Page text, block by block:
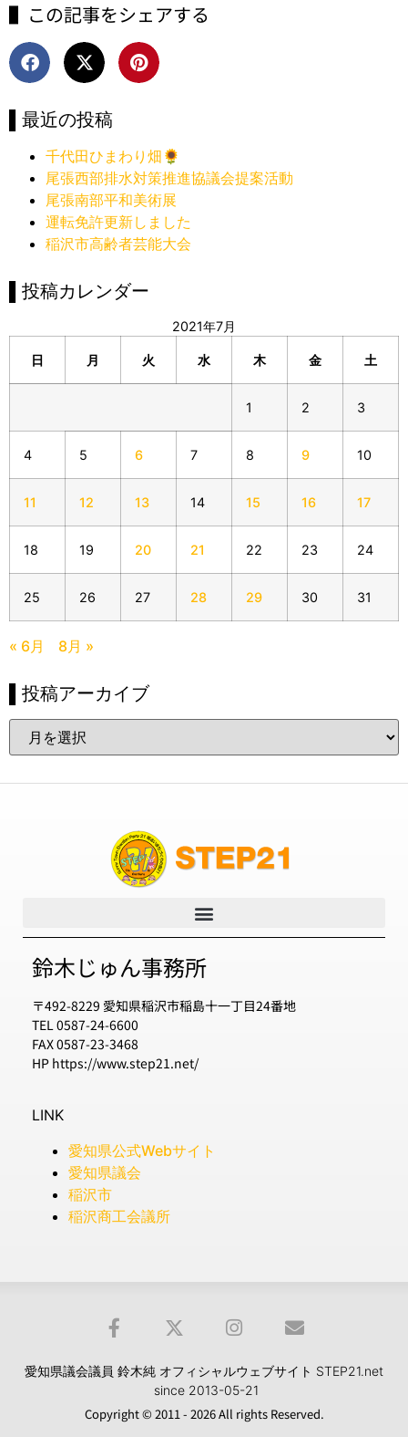
▌この記事をシェアする
▌最近の投稿
千代田ひまわり畑🌻
尾張西部排水対策推進協議会提案活動
尾張南部平和美術展
運転免許更新しました
稲沢市高齢者芸能大会
▌投稿カレンダー
2021年7月
日 月 火 水 木 金 土
1 2 3
4 5 6 7 8 9 10
11 12 13 14 15 16 17
18 19 20 21 22 23 24
25 26 27 28 29 30 31
« 6月 8月 »
▌投稿アーカイブ
鈴木じゅん事務所
〒492-8229 愛知県稲沢市稲島十一丁目24番地
TEL 0587-24-6600
FAX 0587-23-3468
HP https://www.step21.net/
LINK
愛知県公式Webサイト
愛知県議会
稲沢市
稲沢商工会議所
愛知県議会議員 鈴木純 オフィシャルウェブサイト STEP21.net
since 2013-05-21
Copyright © 2011 - 2026 All rights Reserved.